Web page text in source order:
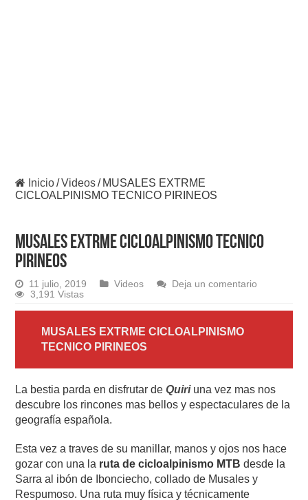
Inicio/Videos/ MUSALES EXTRME
CICLOALPINISMO TECNICO PIRINEOS
MUSALES EXTRME CICLOALPINISMO TECNICO
PIRINEOS
11 julio, 2019 Videos
Deja un comentario
3,191 Vistas
MUSALES EXTRME CICLOALPINISMO
TECNICO PIRINEOS
La bestia parda en disfrutar deQuiri una vez mas nos
descubre los rincones mas bellos y espectaculares de la
geografía española.
Esta vez a traves de su manillar, manos y ojos nos hace
gozar con una la ruta de cicloalpinismo MTB desde la
Sarra al ibón de Ibonciecho, collado de Musales y
Respumoso. Una ruta muy física y técnicamente